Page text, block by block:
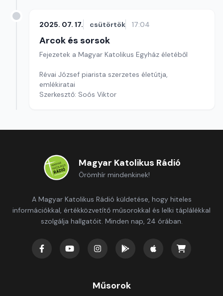
2025. 07. 17. csütörtök 17:04
Arcok és sorsok
Fejezetek a Magyar Katolikus Egyház életéből
Révai József piarista szerzetes életútja,
emlékiratai
Szerkesztő: Soós Viktor
Magyar Katolikus Rádió
Örömhír mindenkinek!
A Magyar Katolikus Rádió küldetése, hogy hiteles
információkkal, értékközvetítő műsorokkal és lelki táplálékkal
szolgálja hallgatóit. Minden nap, 24 órában.
Műsorok